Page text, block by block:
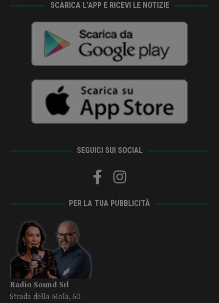
SCARICA L’APP E RICEVI LE NOTIZIE
SEGUICI SUI SOCIAL
PER LA TUA PUBBLICITÀ
Radio Sound Srl
Strada della Mola, 60